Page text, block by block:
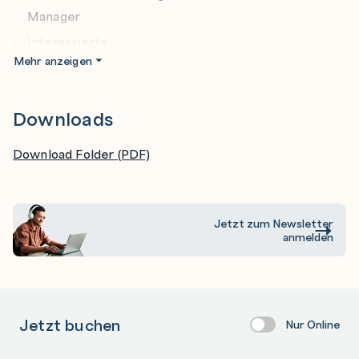
Weitere Beispiele aus der Tooling-Welt sowie Deepdives
Modelling, Business Impact Analysen sowie Dependency
Manager
Mehr anzeigen
Downloads
Download Folder (PDF)
Jetzt zum Newsletter
anmelden
Jetzt buchen Nur Online